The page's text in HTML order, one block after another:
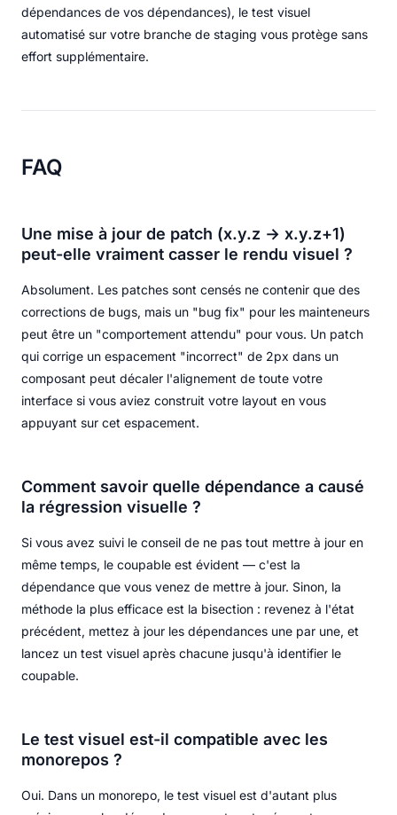
dépendances de vos dépendances), le test visuel
automatisé sur votre branche de staging vous protège sans
effort supplémentaire.
FAQ
Une mise à jour de patch (x.y.z → x.y.z+1)
peut-elle vraiment casser le rendu visuel ?
Absolument. Les patches sont censés ne contenir que des
corrections de bugs, mais un "bug fix" pour les mainteneurs
peut être un "comportement attendu" pour vous. Un patch
qui corrige un espacement "incorrect" de 2px dans un
composant peut décaler l'alignement de toute votre
interface si vous aviez construit votre layout en vous
appuyant sur cet espacement.
Comment savoir quelle dépendance a causé
la régression visuelle ?
Si vous avez suivi le conseil de ne pas tout mettre à jour en
même temps, le coupable est évident — c'est la
dépendance que vous venez de mettre à jour. Sinon, la
méthode la plus efficace est la bisection : revenez à l'état
précédent, mettez à jour les dépendances une par une, et
lancez un test visuel après chacune jusqu'à identifier le
coupable.
Le test visuel est-il compatible avec les
monorepos ?
Oui. Dans un monorepo, le test visuel est d'autant plus